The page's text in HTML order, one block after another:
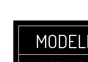
primary
footer